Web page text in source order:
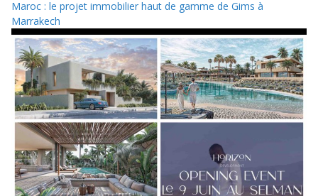
Maroc : le projet immobilier haut de gamme de Gims à
Marrakech